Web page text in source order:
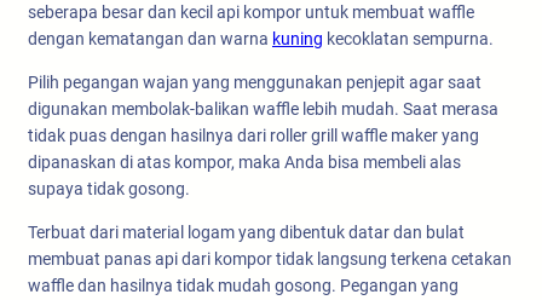
seberapa besar dan kecil api kompor untuk membuat waffle
dengan kematangan dan warna kuning kecoklatan sempurna.
Pilih pegangan wajan yang menggunakan penjepit agar saat
digunakan membolak-balikan waffle lebih mudah. Saat merasa
tidak puas dengan hasilnya dari roller grill waffle maker yang
dipanaskan di atas kompor, maka Anda bisa membeli alas
supaya tidak gosong.
Terbuat dari material logam yang dibentuk datar dan bulat
membuat panas api dari kompor tidak langsung terkena cetakan
waffle dan hasilnya tidak mudah gosong. Pegangan yang